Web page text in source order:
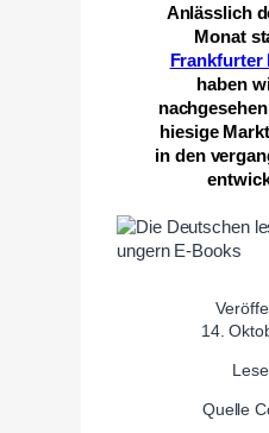
Anlässlich
Monat
Frankfurter
haben
hiesige
in den
14.
Quelle